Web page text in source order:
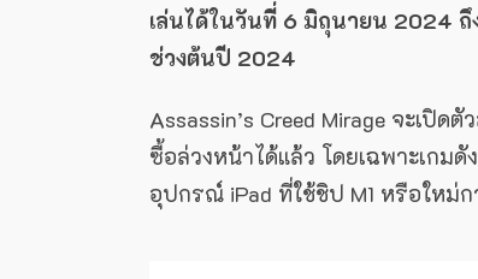
เล่นได้ในวันที่ 6 มิถุนายน 2024 ถึ
ช่วงต้นปี 2024
Assassin’s Creed Mirage จะเปิ
ซื้อล่วงหน้าได้แล้ว โดยเฉพาะเกมดั
อุปกรณ์ iPad ที่ใช้ชิป M1 หรือใหม่ก